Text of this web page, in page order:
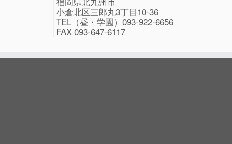
小倉北区三郎丸3丁目10-36
TEL（昼・学園）093-922-6656
FAX 093-647-6117